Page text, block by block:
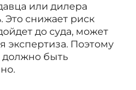
или дилера
Это снижает риск
до суда, может
экспертиза. Поэтому
должно быть